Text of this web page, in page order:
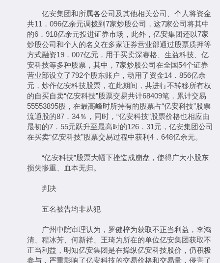
亿安集团和所属各公司及其他相关公司、个人将资金
共11．096亿余元调拨到7家炒股公司，这7家公司将其中
的6．918亿余元投进证券市场，此外，亿安集团还以7家
炒股公司和个人的名义在多家证券营业部通过股票质押等
方式融资19．007亿元，用于买卖深赛格、生益科技、亿
安科技等多种股票，其中，7家炒股公司在全国54个证券
营业部设立了792个股东账户，动用了资金14．856亿余
元，炒作亿安科技股票，在此期间，共进行不转移所有权
的自买自卖“亿安科技”股票交易共计68409笔，累计交易
55553895股，在最高峰时所持有的股票占“亿安科技”股票
流通股的87．34％，同时，“亿安科技”股票价格也相应由
最初的7．55元跃升至最高时的126．31元，亿安集团公司
在买卖“亿安科技”股票交易过程中获利4．648亿余元。
“亿安科技”股票大幅下挫造成崩盘，使得广大小股东
损失惨重、血本无归。
判决
五名被告均非从犯
广州中院审理认为，罗健梓为获取不正当利益，李鸿
清、程冰芳、何新祥、王琦为所在的单位亿安集团获取不
正当利益，明知亿安集团是在操纵亿安科技股价，仍积极
参与，严重影响了亿安科技的交易价格和交易量，侵害了